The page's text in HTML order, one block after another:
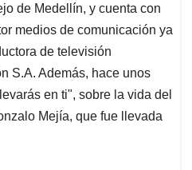
de Medellín, y cuenta con
medios de comunicación ya
de televisión
S.A. Además, hace unos
en ti", sobre la vida del
Mejía, que fue llevada